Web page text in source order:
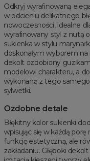
Odkryj wyrafinowaną
w odcieniu delikatnego
nowoczesności, idealne
wyrafinowany styl z nutą
sukienka w stylu
doskonałym wyborem na
dekolt ozdobiony
modelowi charakteru, a
wykonaną z tego
sylwetki.
Ozdobne detale
Błękitny kolor sukienki
wpisując się w każdą
funkcję estetyczną, ale
zakładaniu. Głęboki